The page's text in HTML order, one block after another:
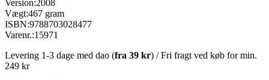
Version:2008
Vægt:467 gram
ISBN:9788703028477
Varenr.:15971
Levering 1-3 dage med dao (fra 39 kr) / Fri fragt ved køb for min.
249 kr